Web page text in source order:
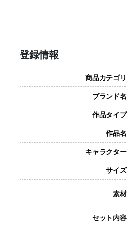
登録情報
商品カテゴリ
ブランド名
作品タイプ
作品名
キャラクター
サイズ
素材
セット内容